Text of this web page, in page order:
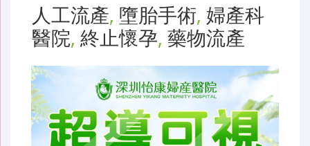
人工流產, 墮胎手術, 婦產科
醫院, 終止懷孕, 藥物流產